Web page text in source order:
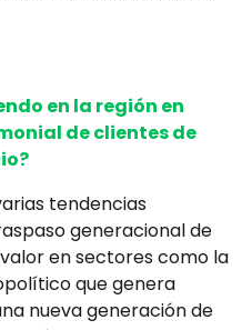
en la región en
de clientes de
tendencias
generacional de
en sectores como la
que genera
nueva generación de